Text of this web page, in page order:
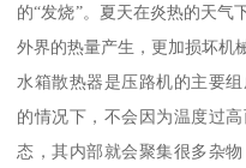
的“发烧”。夏天在炎热的天气
外界的热量产生，更加损坏机
水箱散热器是压路机的主要
的情况下，不会因为温度过
态，其内部就会聚集很多杂